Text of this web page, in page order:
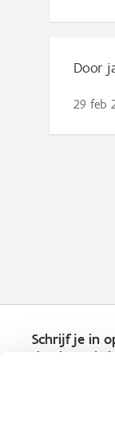
Door
29 feb
Schrijf je in
de